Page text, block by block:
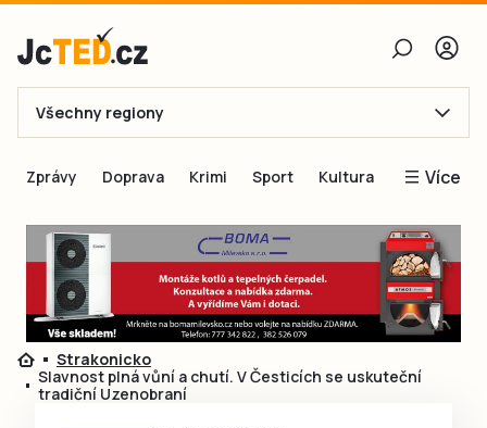
E-mail
Obnovit heslo
Přihlásit se
Přihlásit se přes Facebook
Všechny regiony
Zprávy Doprava Krimi Sport Kultura Více
Blogy
Inspirace
Čtenáři píší
Speciální přílohy
Strakonicko
Slavnost plná vůní a chutí. V Česticích se uskuteční
tradiční Uzenobraní